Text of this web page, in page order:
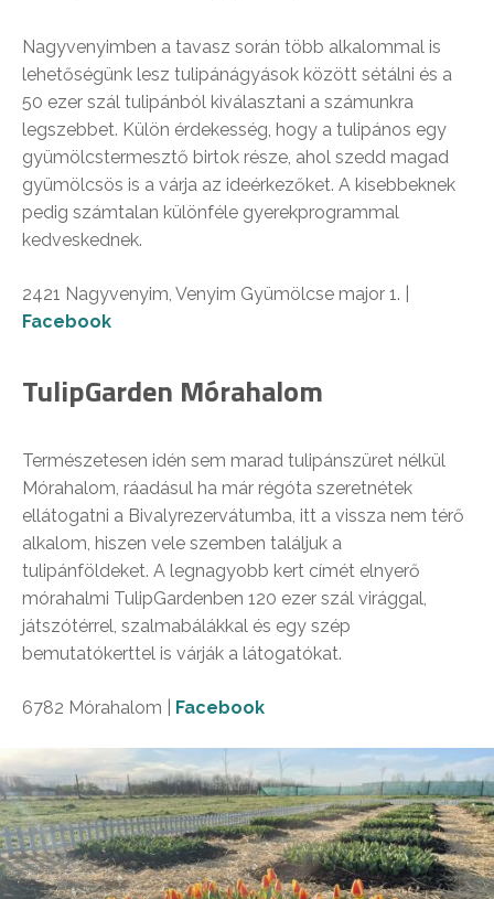
Nagyvenyimben a tavasz során több alkalommal is
lehetőségünk lesz tulipánágyások között sétálni és a
50 ezer szál tulipánból kiválasztani a számunkra
legszebbet. Külön érdekesség, hogy a tulipános egy
gyümölcstermesztő birtok része, ahol szedd magad
gyümölcsös is a várja az ideérkezőket. A kisebbeknek
pedig számtalan különféle gyerekprogrammal
kedveskednek.
2421 Nagyvenyim, Venyim Gyümölcse major 1. |
Facebook
TulipGarden Mórahalom
Természetesen idén sem marad tulipánszüret nélkül
Mórahalom, ráadásul ha már régóta szeretnétek
ellátogatni a Bivalyrezervátumba, itt a vissza nem térő
alkalom, hiszen vele szemben találjuk a
tulipánföldeket. A legnagyobb kert címét elnyerő
mórahalmi TulipGardenben 120 ezer szál virággal,
játszótérrel, szalmabálákkal és egy szép
bemutatókerttel is várják a látogatókat.
6782 Mórahalom | Facebook